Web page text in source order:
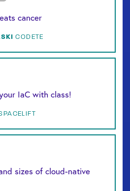
cancer
CODETE
IaC with class!
sizes of cloud-native